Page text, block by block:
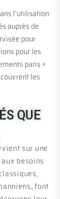
l’utilisation
auprès de
pour
pour les
paris »
les
QUE
sur une
besoins
font